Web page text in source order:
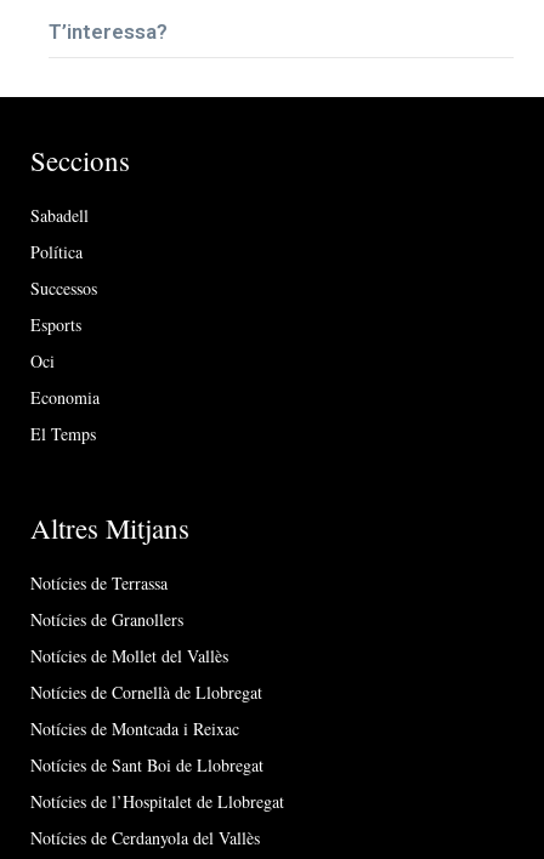
T’interessa?
Seccions
Sabadell
Política
Successos
Esports
Oci
Economia
El Temps
Altres Mitjans
Notícies de Terrassa
Notícies de Granollers
Notícies de Mollet del Vallès
Notícies de Cornellà de Llobregat
Notícies de Montcada i Reixac
Notícies de Sant Boi de Llobregat
Notícies de l’Hospitalet de Llobregat
Notícies de Cerdanyola del Vallès